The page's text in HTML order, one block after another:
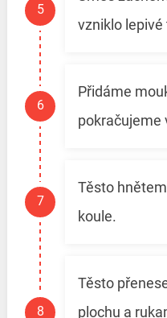
vzniklo lepivé
Přidáme
pokračujeme
Těsto
koule.
Těsto
plochu a